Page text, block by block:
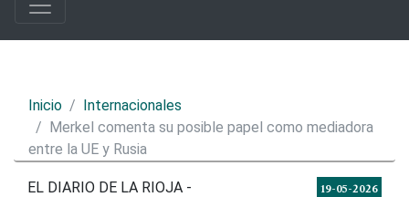
Inicio
Internacionales
Merkel comenta su posible papel como mediadora
entre la UE y Rusia
19-05-2026
EL DIARIO DE LA RIOJA -